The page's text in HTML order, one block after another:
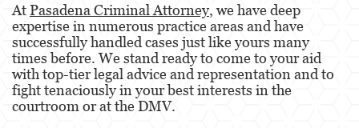
AtPasadena Criminal Attorney, we have deep
expertise in numerous practice areas and have
successfully handled cases just like yours many
times before. We stand ready to come to your aid
with top-tier legal advice and representation and to
fight tenaciously in your best interests in the
courtroom or at the DMV.